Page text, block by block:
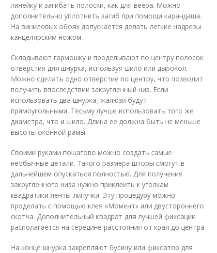
линейку и загибать полоски, как для веера. Можно
дополнительно уплотнить загиб при помощи карандаша.
На виниловых обоях допускается делать легкие надрезы
канцелярским ножом.
Складывают гармошку и проделывают по центру полосок
отверстия для шнурка, используя шило или дырокол.
Можно сделать одно отверстие по центру, что позволит
получить впоследствии закругленный низ. Если
использовать два шнурка, жалюзи будут
прямоугольными. Тесьму лучше использовать того же
диаметра, что и шило. Длина ее должна быть не меньше
высоты оконной рамы.
Своими руками пошагово можно создать самые
необычные детали. Такого размера шторы смогут в
дальнейшем опускаться полностью. Для получения
закругленного низа нужно приклеить к уголкам
квадратики ленты-липучки. Эту процедуру можно
проделать с помощью клея «Момент» или двустороннего
скотча. Дополнительный квадрат для лучшей фиксации
располагается на середине расстояния от края до центра.
На конце шнурка закрепляют бусину или фиксатор для